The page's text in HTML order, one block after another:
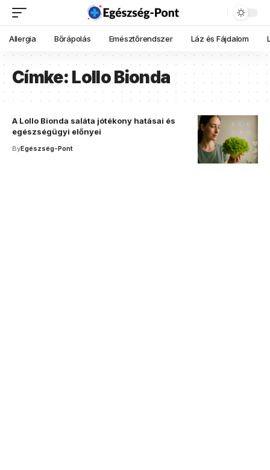
Allergia Bőrápolás Emésztőrendszer Láz és Fájdalom
Címke: Lollo Bionda
A Lollo Bionda saláta jótékony hatásai és
egészségügyi előnyei
ByEgészség-Pont